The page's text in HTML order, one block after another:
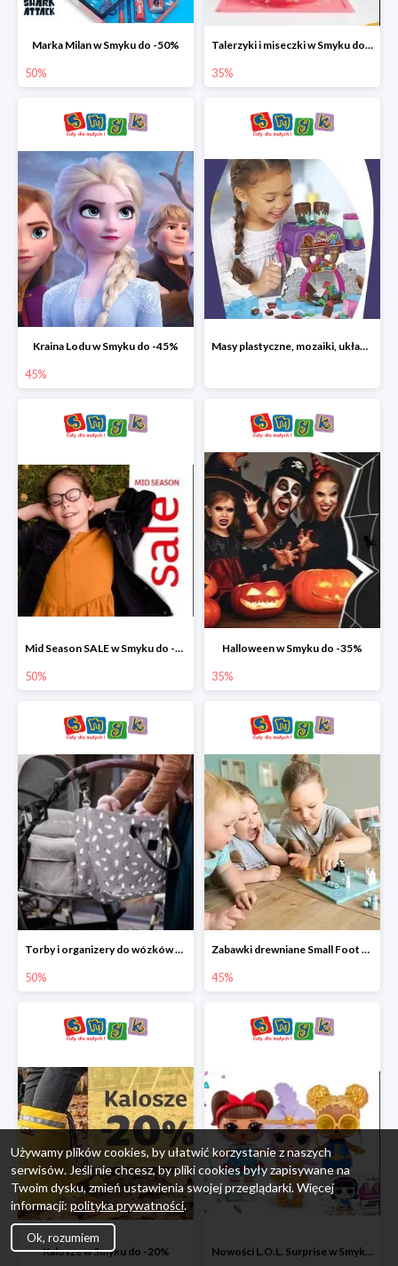
Marka Milan w Smyku do -50%
50%
Talerzyki i miseczki w Smyku do -35%
35%
Kraina Lodu w Smyku do -45%
45%
Masy plastyczne, mozaiki, układanki do -45%
Mid Season SALE w Smyku do -50%
50%
Halloween w Smyku do -35%
35%
Torby i organizery do wózków w Smyku do -50%
50%
Zabawki drewniane Small Foot do -45%
45%
Kalosze w Smyku do -20% Nowości L.O.L. Surprise w Smyku do -45%
Używamy plików cookies, by ułatwić korzystanie z naszych
serwisów. Jeśli nie chcesz, by pliki cookies były zapisywane na
Twoim dysku, zmień ustawienia swojej przeglądarki. Więcej
informacji: polityka prywatności.
Ok, rozumiem